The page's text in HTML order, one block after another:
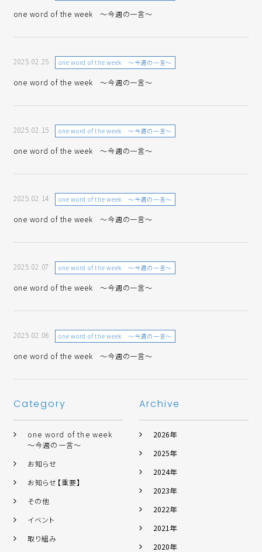
one word of the week ～今週の一言～
2025.02.25 one word of the week ～今週の一言～
one word of the week ～今週の一言～
2025.02.15 one word of the week ～今週の一言～
one word of the week ～今週の一言～
2025.02.14 one word of the week ～今週の一言～
one word of the week ～今週の一言～
2025.02.07 one word of the week ～今週の一言～
one word of the week ～今週の一言～
2025.02.06 one word of the week ～今週の一言～
one word of the week ～今週の一言～
Category
one word of the week
～今週の一言～
お知らせ
お知らせ【重要】
その他
イベント
取り組み
Archive
2026年
2025年
2024年
2023年
2022年
2021年
2020年